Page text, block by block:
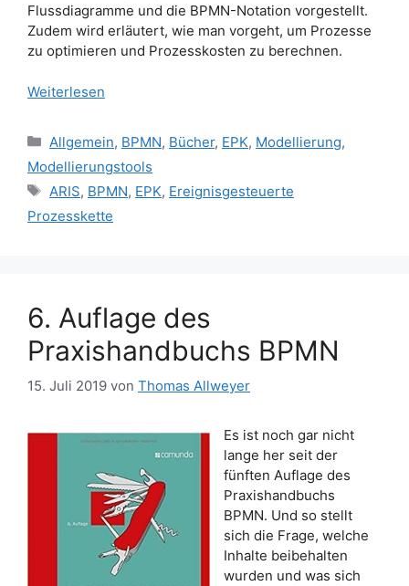
Flussdiagramme und die BPMN-Notation vorgestellt.
Zudem wird erläutert, wie man vorgeht, um Prozesse
zu optimieren und Prozesskosten zu berechnen.
Weiterlesen
Kategorien
Allgemein, BPMN, Bücher, EPK, Modellierung,
Modellierungstools
Schlagwörter
ARIS, BPMN, EPK, Ereignisgesteuerte
Prozesskette
6. Auflage des
Praxishandbuchs BPMN
15. Juli 2019 von Thomas Allweyer
Es ist noch gar nicht
lange her seit der
fünften Auflage des
Praxishandbuchs
BPMN. Und so stellt
sich die Frage, welche
Inhalte beibehalten
wurden und was sich